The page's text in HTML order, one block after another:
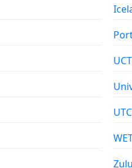
UCT
UTC
Zulu